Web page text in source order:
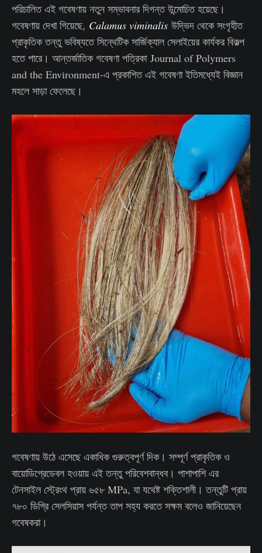
পরিচালিত এই গবেষণায় নতুন সম্ভাবনার দিগন্ত উন্মোচিত হয়েছে।
গবেষণায় দেখা গিয়েছে, Calamus viminalis উদ্ভিদ থেকে সংগৃহীত
প্রাকৃতিক তন্তু ভবিষ্যতে সিন্থেটিক সার্জিক্যাল সেলাইয়ের কার্যকর বিকল্প
হতে পারে। আন্তর্জাতিক গবেষণা পত্রিকা Journal of Polymers
and the Environment-এ প্রকাশিত এই গবেষণা ইতিমধ্যেই বিজ্ঞান
মহলে সাড়া ফেলেছে।
গবেষণায় উঠে এসেছে একাধিক গুরুত্বপূর্ণ দিক। সম্পূর্ণ প্রাকৃতিক ও
বায়োডিগ্রেডেবল হওয়ায় এই তন্তু পরিবেশবান্ধব। পাশাপাশি এর
টেনসাইল স্ট্রেংথ প্রায় ৬৫৮ MPa, যা যথেষ্ট শক্তিশালী। তন্তুটি প্রায়
৭৮০ ডিগ্রি সেলসিয়াস পর্যন্ত তাপ সহ্য করতে সক্ষম বলেও জানিয়েছেন
গবেষকরা।